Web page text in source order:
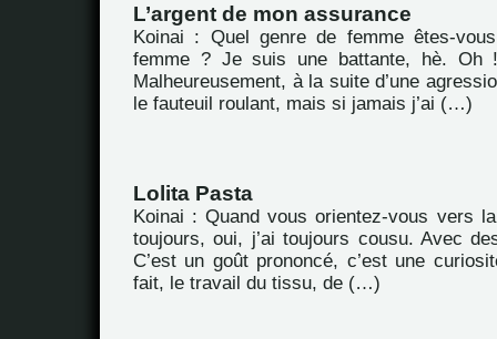
L’argent de mon assurance
Koinai : Quel genre de femme êtes-
femme ? Je suis une battante, hè. Oh !
Malheureusement, à la suite d’une
le fauteuil roulant, mais si jamais j’ai (…)
Lolita Pasta
Koinai : Quand vous orientez-vous vers
toujours, oui, j’ai toujours cousu. Avec
C’est un goût prononcé, c’est une
fait, le travail du tissu, de (…)